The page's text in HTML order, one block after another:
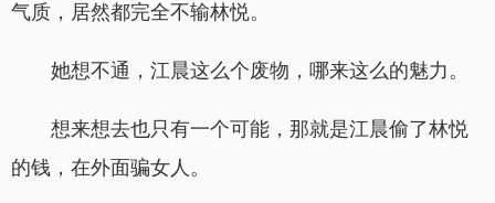
气质，居然都完全不输林悦。
她想不通，江晨这么个废物，哪来这么的魅力。
想来想去也只有一个可能，那就是江晨偷了林悦
的钱，在外面骗女人。